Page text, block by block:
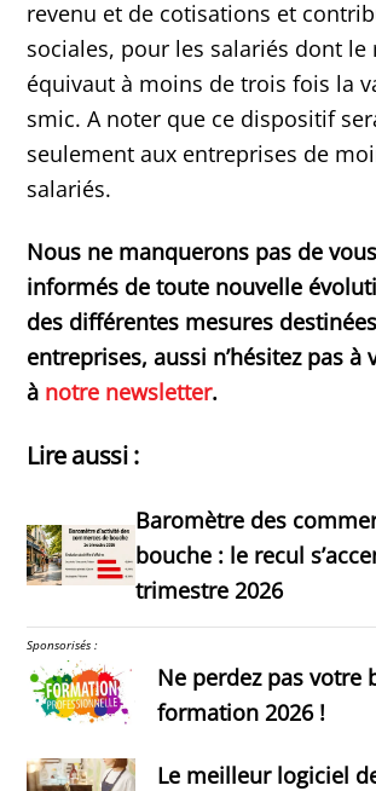
revenu et de cotisations et
sociales, pour les salariés dont le
équivaut à moins de trois fois la
smic. A noter que ce dispositif
seulement aux entreprises de
salariés.
Nous ne manquerons pas de
informés de toute nouvelle
des différentes mesures
entreprises, aussi n’hésitez pas à
à notre newsletter.
Lire aussi :
Baromètre des
bouche : le recul
trimestre 2026
Sponsorisés :
Ne perdez pas votre
formation 2026 !
Le meilleur logiciel